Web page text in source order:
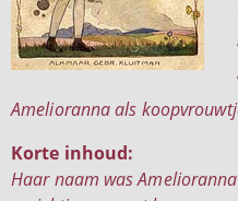
Amelioranna als
Korte inhoud:
Haar naam was